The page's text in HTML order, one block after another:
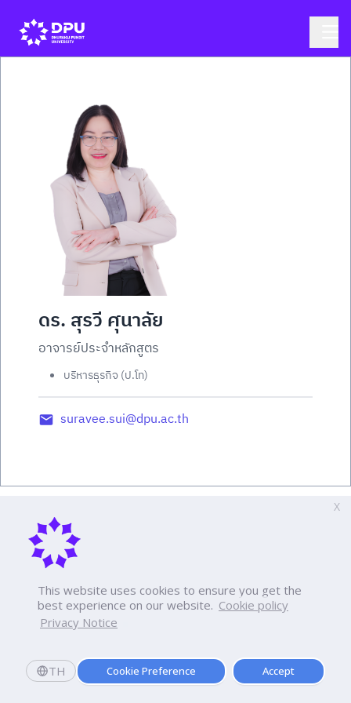
This website uses cookies to ensure you get the
best experience on our website. Cookie policy
Privacy Notice
TH Cookie Preference Accept
X
ดร. สุรวี ศุนาลัย
อาจารย์ประจำหลักสูตร
บริหารธุรกิจ (ป.โท)
suravee.sui@dpu.ac.th